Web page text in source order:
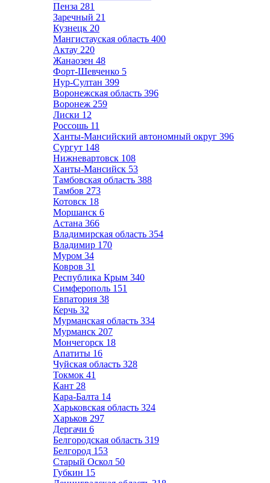
Пенза 281
Заречный 21
Кузнецк 20
Мангистауская область 400
Актау 220
Жанаозен 48
Форт-Шевченко 5
Нур-Султан 399
Воронежская область 396
Воронеж 259
Лиски 12
Россошь 11
Ханты-Мансийский автономный округ 396
Сургут 148
Нижневартовск 108
Ханты-Мансийск 53
Тамбовская область 388
Тамбов 273
Котовск 18
Моршанск 6
Астана 366
Владимирская область 354
Владимир 170
Муром 34
Ковров 31
Республика Крым 340
Симферополь 151
Евпатория 38
Керчь 32
Мурманская область 334
Мурманск 207
Мончегорск 18
Апатиты 16
Чуйская область 328
Токмок 41
Кант 28
Кара-Балта 14
Харьковская область 324
Харьков 297
Дергачи 6
Белгородская область 319
Белгород 153
Старый Оскол 50
Губкин 15